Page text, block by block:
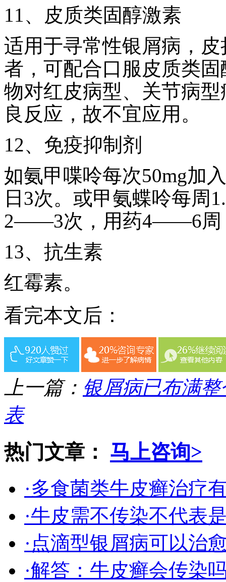
11、皮质类固醇激素
适用于寻常性银屑病，
者，可配合口服皮质类
物对红皮病型、关节病
良反应，故不宜应用。
12、免疫抑制剂
如氨甲喋呤每次50mg加
日3次。或甲氨蝶呤每
2——3次，用药4——6周
13、抗生素
红霉素。
看完本文后：
上一篇： 银屑病已布满
表
热门文章： 马上咨询>
·多食菌类牛皮癣治疗
·牛皮需不传染不代表
·点滴型银屑病可以治
·解答：牛皮癣会传染